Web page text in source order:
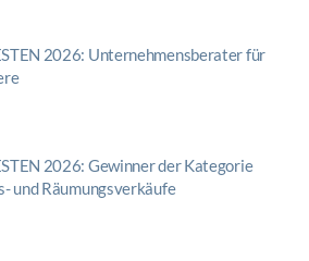
2026: Unternehmensberater für
2026: Gewinner der Kategorie
und Räumungsverkäufe